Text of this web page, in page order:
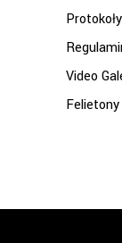
Protokoły
Video
Felietony